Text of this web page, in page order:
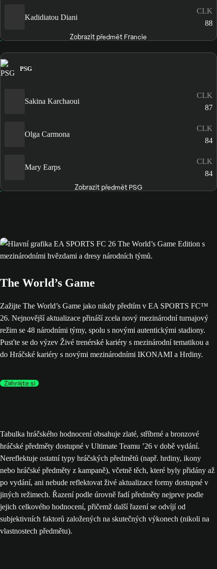
Kadidiatou Diani
CLK
88
Zobrazit předmět Francie
PSG
Sakina Karchaoui
CLK
87
Olga Carmona
CLK
84
Mary Earps
CLK
84
Zobrazit předmět PSG
The World’s Game
Zažijte The World’s Game jako nikdy předtím v EA SPORTS FC™
26. Nejnovější aktualizace přináší zcela nový mezinárodní turnajový
režim se 48 národními týmy, spolu s novými autentickými stadiony.
Pusťte se do výzev Živé trenérské kariéry s mezinárodní tematikou a
do Hráčské kariéry s novými mezinárodními IKONAMI a Hrdiny.
Zahrajte si
Tabulka hráčského hodnocení obsahuje zlaté, stříbrné a bronzové
hráčské předměty dostupné v Ultimate Teamu ’26 v době vydání.
Nereflektuje ostatní typy hráčských předmětů (např. hrdiny, ikony
nebo hráčské předměty z kampaně), včetně těch, které byly přidány až
po vydání, ani nebude reflektovat živé aktualizace formy dostupné v
jiných režimech. Řazení podle úrovně řadí předměty nejprve podle
jejich celkového hodnocení, přičemž další řazení se odvíjí od
subjektivních faktorů založených na skutečných výkonech (nikoli na
vlastnostech předmětu).